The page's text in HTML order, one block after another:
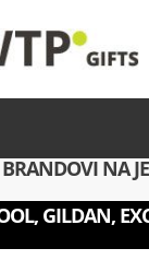
NA
GILDAN,